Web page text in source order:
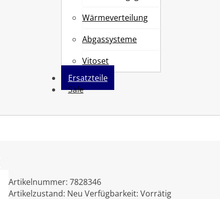
Wärmeverteilung
Abgassysteme
Vitoset
Ersatzteile
Sale
Artikelnummer:7828346
Artikelzustand: Neu Verfügbarkeit:Vorrätig